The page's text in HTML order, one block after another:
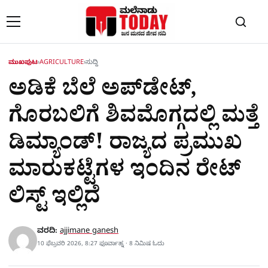
ಮುಖಪುಟ›AGRICULTURE›ಸುದ್ದಿ
ಅಡಿಕೆ ಬೆಲೆ ಅಪ್‌ಡೇಟ್,
ಗೊರಬಲಿಗೆ ಶಿವಮೊಗ್ಗದಲ್ಲಿ ಮತ್ತೆ
ಡಿಮ್ಯಾಂಡ್! ರಾಜ್ಯದ ಪ್ರಮುಖ
ಮಾರುಕಟ್ಟೆಗಳ ಇಂದಿನ ರೇಟ್
ಲಿಸ್ಟ್ ಇಲ್ಲಿದೆ
ವರದಿ: ajjimane ganesh
10 ಫೆಬ್ರವರಿ 2026, 8:27 ಫೂರ್ವಾಹ್ನ · 8 ನಿಮಿಷ ಓದು